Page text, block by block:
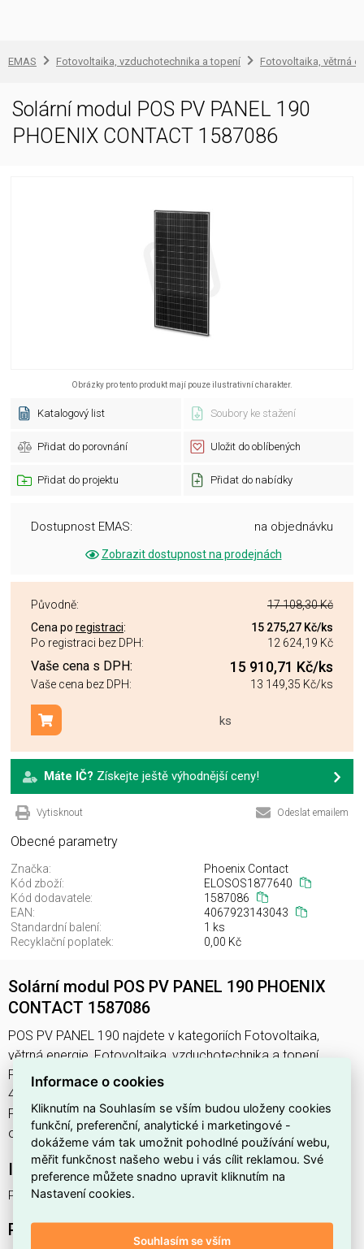
EMAS Fotovoltaika, vzduchotechnika a topení Fotovoltaika, větrná
Solární modul POS PV PANEL 190
PHOENIX CONTACT 1587086
Obrázky pro tento produkt mají pouze ilustrativní charakter.
Katalogový list Soubory ke stažení
Přidat do porovnání Uložit do oblíbených
Přidat do projektu Přidat do nabídky
Dostupnost EMAS: na objednávku
Zobrazit dostupnost na prodejnách
Původně:
17 108,30 Kč
Cena po registraci: 15 275,27 Kč/ks
Po registraci bez DPH:
12 624,19 Kč
Vaše cena s DPH: 15 910,71 Kč/ks
Vaše cena bez DPH: 13 149,35 Kč/ks
ks
Přidat do košíku
Máte IČ? Získejte ještě výhodnější ceny!
Vytisknout Odeslat emailem
Obecné parametry
Značka:
Phoenix Contact
Kód zboží:
ELOSOS1877640
Kód dodavatele:
1587086
EAN:
4067923143043
Standardní balení:
1 ks
Recyklační poplatek:
0,00 Kč
Solární modul POS PV PANEL 190 PHOENIX
CONTACT 1587086
POS PV PANEL 190 najdete v kategoriích Fotovoltaika,
větrná energie, Fotovoltaika, vzduchotechnika a topení,
Fotovoltaický panel, výrobce Phoenix Contact, EAN
4067923143043, kód dodavatele 1587086. Solární modul
POS PV PANEL 190 PHOENIX CONTACT 1587086 nabízíme
od 1 ks. Kód EMAS POS PV PANEL 190 je ELOSOS1877640.
Interní název produktu
POS PV PANEL 190
Podrobný popis produktu
Informace o cookies
Kliknutím na Souhlasím se vším budou uloženy cookies
funkční, preferenční, analytické i marketingové -
dokážeme vám tak umožnit pohodlné používání webu,
měřit funkčnost našeho webu i vás cílit reklamou. Své
preference můžete snadno upravit kliknutím na
Nastavení cookies.
Souhlasím se vším